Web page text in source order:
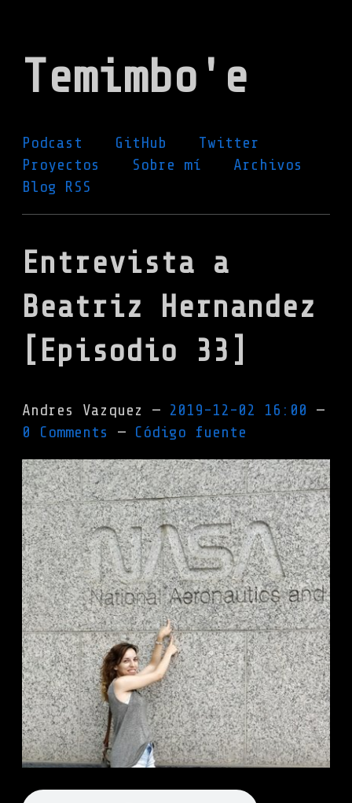
al
contenido
principal
Temimbo'e
Podcast GitHub
Twitter
Proyectos
Sobre mí
Archivos
Blog RSS
Entrevista a
Beatriz Hernandez
[Episodio 33]
Andres Vazquez
2019-12-02 16:00
0 Comments
Código fuente